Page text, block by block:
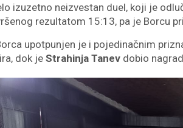
izuzetno neizvestan duel, koji je
rezultatom 15:13, pa je Borcu
upotpunjen je i pojedinačnim
dok je Strahinja Tanev dobio